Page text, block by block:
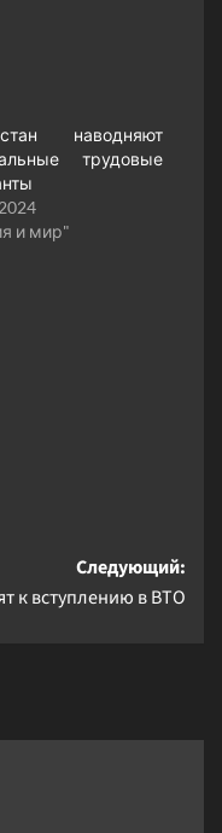
наводняют
трудовые
и мир"
Следующий:
к вступлению в ВТО